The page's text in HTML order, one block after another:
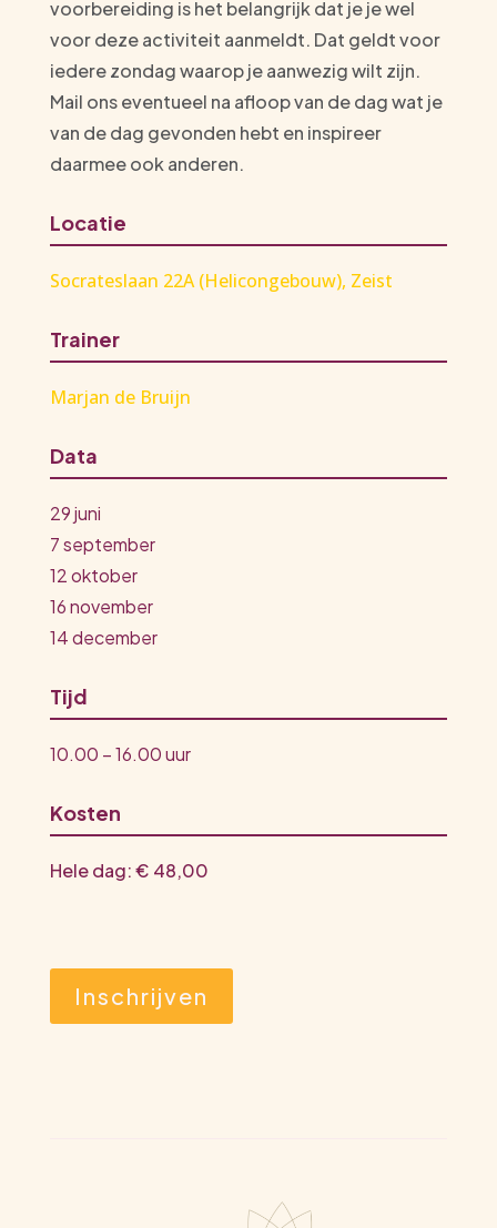
voorbereiding is het belangrijk dat je je wel
voor deze activiteit aanmeldt. Dat geldt voor
iedere zondag waarop je aanwezig wilt zijn.
Mail ons eventueel na afloop van de dag wat je
van de dag gevonden hebt en inspireer
daarmee ook anderen.
Locatie
Socrateslaan 22A (Helicongebouw), Zeist
Trainer
Marjan de Bruijn
Data
29 juni
7 september
12 oktober
16 november
14 december
Tijd
10.00 – 16.00 uur
Kosten
Hele dag: € 48,00
Inschrijven